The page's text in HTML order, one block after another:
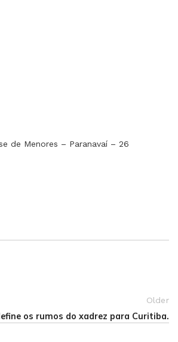
de Menores – Paranavaí – 26
Older
os rumos do xadrez para Curitiba.